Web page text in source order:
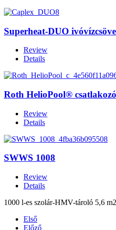
Superheat-DUO
Review
Details
Roth HelioPool®
Review
Details
SWWS 1008
Review
Details
1000 l-es szolár-HMV-tároló 5,6
Első
Előző